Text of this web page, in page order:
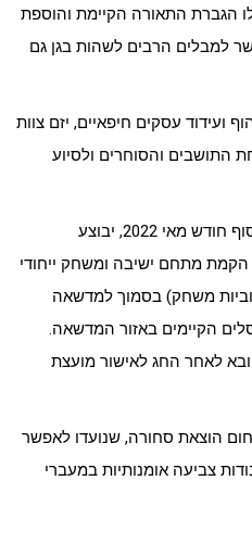
הגברת התאורה הקיימת והוספת
למבלים הרבים לשהות בגן גם
ועידוד עסקים חיפאיים, יזם צוות
לרווחת התושבים והסוחרים ולסיוע
הפרויקט, אשר עתיד להסתיים בסוף חודש מאי 2022, יבוצע
הקמת מתחם ישיבה ומשחק ייחודי
משחק) בסמוך למדשאה
הקיימים באזור המדשאה.
לאחר החג לאישור מועצת
הוצאת סחורה, שנועדו לאפשר
צביעה אומנותיות במעברי